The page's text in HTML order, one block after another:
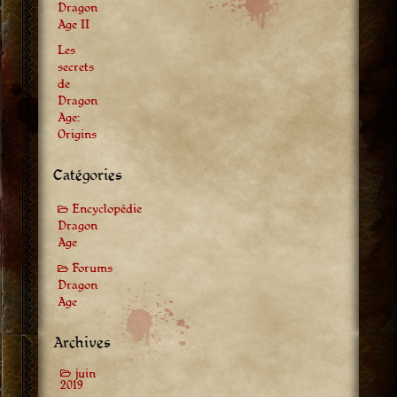
Dragon
Age II
Les
secrets
de
Dragon
Age:
Origins
Catégories
Encyclopédie
Dragon
Age
Forums
Dragon
Age
Archives
juin
2019